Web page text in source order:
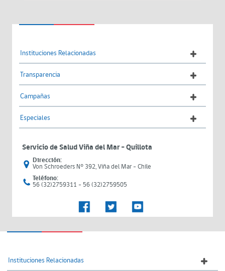
Instituciones Relacionadas
Transparencia
Campañas
Especiales
Servicio de Salud Viña del Mar – Quillota
Dirección:
Von Schroeders N° 392, Viña del Mar - Chile
Teléfono:
56 (32)2759311 - 56 (32)2759505
Instituciones Relacionadas